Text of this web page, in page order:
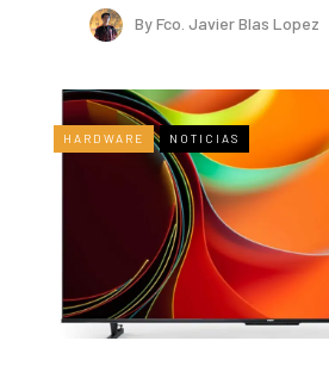
ByFco. Javier Blas Lopez
HARDWARE NOTICIAS